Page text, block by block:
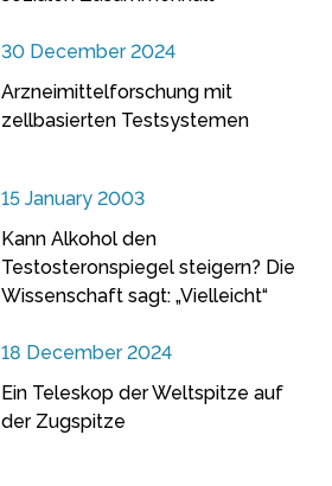
30 December 2024
Arzneimittelforschung mit
zellbasierten Testsystemen
15 January 2003
Kann Alkohol den
Testosteronspiegel steigern? Die
Wissenschaft sagt: „Vielleicht“
18 December 2024
Ein Teleskop der Weltspitze auf
der Zugspitze